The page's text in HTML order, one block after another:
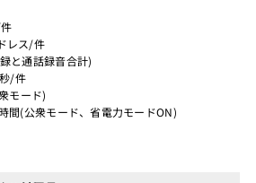
レス/件
と通話録音合計)
/件
モード)
間(公衆モード、省電力モードON)